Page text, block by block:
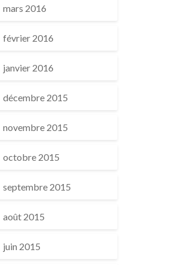
mars 2016
février 2016
janvier 2016
décembre 2015
novembre 2015
octobre 2015
septembre 2015
août 2015
juin 2015